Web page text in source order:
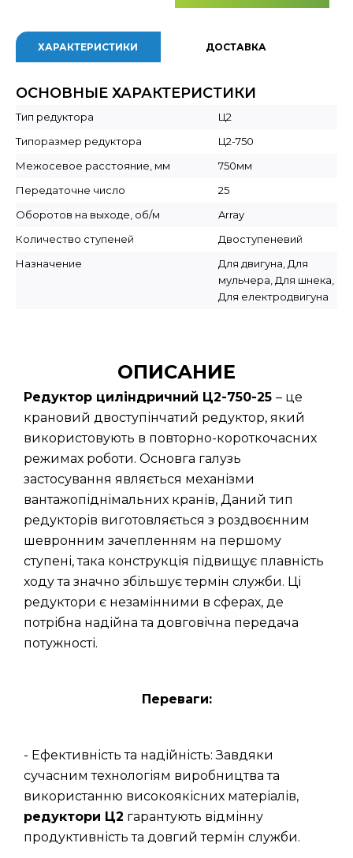
ХАРАКТЕРИСТИКИ ДОСТАВКА
ОСНОВНЫЕ ХАРАКТЕРИСТИКИ
Тип редуктора
Ц2
Типоразмер редуктора
Ц2-750
Межосевое расстояние, мм
750мм
Передаточне число
25
Оборотов на выходе, об/м
Array
Количество ступеней
Двоступеневий
Назначение
Для двигуна, Для
мульчера, Для шнека,
Для електродвигуна
ОПИСАНИЕ
Редуктор циліндричний Ц2-750-25 – це
крановий двоступінчатий редуктор, який
використовують в повторно-короткочасних
режимах роботи. Основга галузь
застосування являється механізми
вантажопіднімальних кранів, Даний тип
редукторів виготовляється з роздвоєнним
шевронним зачепленням на першому
ступені, така конструкція підвищує плавність
ходу та значно збільшує термін служби. Ці
редуктори є незамінними в сферах, де
потрібна надійна та довговічна передача
потужності.
Переваги:
- Ефективність та надійність: Завдяки
сучасним технологіям виробництва та
використанню високоякісних матеріалів,
редуктори Ц2 гарантують відмінну
продуктивність та довгий термін служби.